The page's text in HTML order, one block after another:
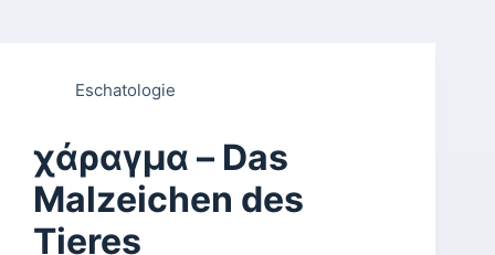
Eschatologie
χάραγμα – Das
Malzeichen des
Tieres